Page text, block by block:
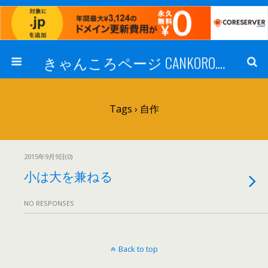
きゃんころページ CANKORO.COM
Tags › 自作
2015年9月9日(0)
小は大を兼ねる
NO RESPONSES
Back to top